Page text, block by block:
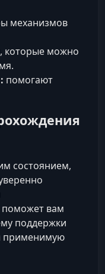
механизмов
которые можно
помогают
состоянием,
поможет вам
поддержки
применимую